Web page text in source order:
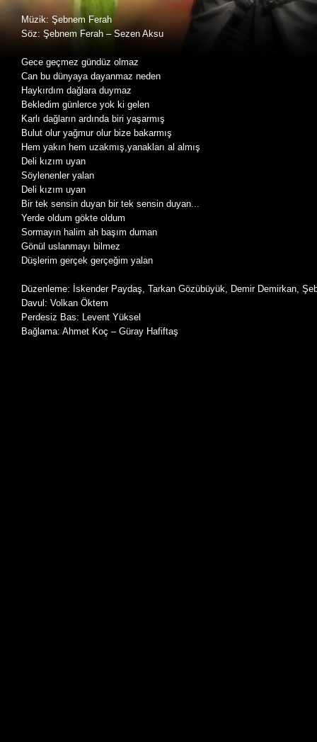
Müzik: Şebnem Ferah
Söz: Şebnem Ferah – Sezen Aksu
Gece geçmez gündüz olmaz
Can bu dünyaya dayanmaz neden
Haykırdım dağlara duymaz
Bekledim günlerce yok ki gelen
Karlı dağların ardında biri yaşarmış
Bulut olur yağmur olur bize bakarmış
Hem yakın hem uzakmış,yanakları al almış
Deli kızım uyan
Söylenenler yalan
Deli kızım uyan
Bir tek sensin duyan bir tek sensin duyan...
Yerde oldum gökte oldum
Sormayın halim ah başım duman
Gönül uslanmayı bilmez
Düşlerim gerçek gerçeğim yalan
Düzenleme: İskender Paydaş, Tarkan Gözübüyük, Demir Demirkan,
Davul: Volkan Öktem
Perdesiz Bas: Levent Yüksel
Bağlama: Ahmet Koç – Güray Hafiftaş